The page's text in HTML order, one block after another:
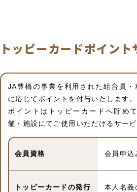
トッピーカードポイン
JA豊橋の事業を利用された組合員・
に応じてポイントを付与いたします。
ポイントはトッピーカードへ貯め
舗・施設にてご使用いただけるサービ
会員資格 会員申込
トッピーカードの発行
本人名義